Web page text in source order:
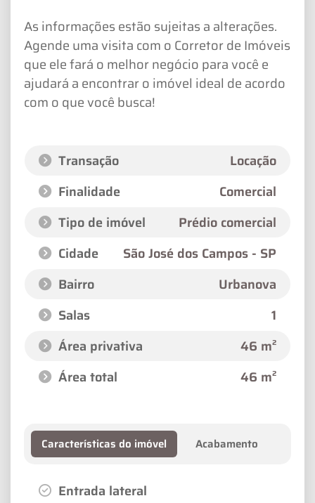
As informações estão sujeitas a alterações.
Agende uma visita com o Corretor de Imóveis
que ele fará o melhor negócio para você e
ajudará a encontrar o imóvel ideal de acordo
com o que você busca!
Transação
Locação
Finalidade
Comercial
Tipo de imóvel
Prédio comercial
Cidade
São José dos Campos - SP
Bairro
Urbanova
Salas
1
Área privativa
46 m²
Área total
46 m²
Características do imóvel Acabamento
Entrada lateral